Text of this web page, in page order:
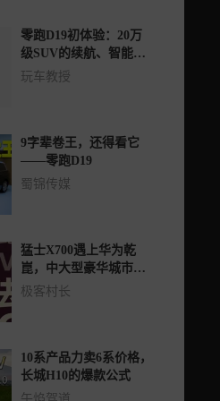
零跑D19初体验：20万
级SUV的续航、智能
化、空间越级之旅
玩车教授
9字辈卷王，还得看它
——零跑D19
蜀锦传媒
猛士X700遇上华为乾
崑，中大型豪华城市
SUV市场要变天了！？
极客村长
10系产品力卖6系价格，
长城H10的爆款公式